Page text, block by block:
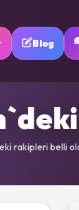
Blog
rakipleri belli